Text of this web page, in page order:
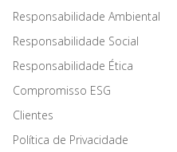
Responsabilidade Ambiental
Responsabilidade Social
Responsabilidade Ética
Compromisso ESG
Clientes
Política de Privacidade